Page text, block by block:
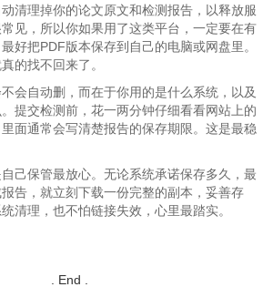
清理掉你的论文原文和检测报告，以释放服
见，所以你如果用了这类平台，一定要在有
好把PDF版本保存到自己的电脑或网盘里。
的找不回来了。
会自动删，而在于你用的是什么系统，以及
提交检测前，花一两分钟仔细看看网站上的
面通常会写清楚报告的保存期限。这是最稳
己保管最放心。无论系统承诺保存多久，最
告，就立刻下载一份完整的副本，妥善存
清理，也不怕链接失效，心里最踏实。
. End .